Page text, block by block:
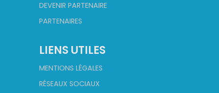
DEVENIR PARTENAIRE
PARTENAIRES
LIENS UTILES
MENTIONS LÉGALES
RÉSEAUX SOCIAUX